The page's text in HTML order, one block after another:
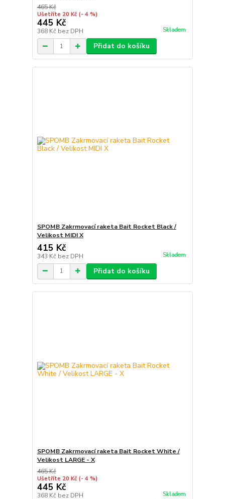
465 Kč
Ušetříte 20 Kč (- 4 %)
445 Kč
368 Kč bez DPH Skladem
Přidat do košíku
SPOMB Zakrmovací raketa Bait Rocket Black /
Velikost MIDI X
415 Kč
343 Kč bez DPH Skladem
Přidat do košíku
SPOMB Zakrmovací raketa Bait Rocket White /
Velikost LARGE - X
465 Kč
Ušetříte 20 Kč (- 4 %)
445 Kč
368 Kč bez DPH Skladem